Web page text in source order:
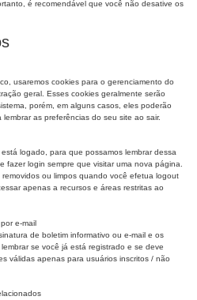
é recomendável que você não desative os
usaremos cookies para o gerenciamento do
geral. Esses cookies geralmente serão
porém, em alguns casos, eles poderão
as preferências do seu site ao sair.
logado, para que possamos lembrar dessa
fazer login sempre que visitar uma nova página.
ou limpos quando você efetua logout
apenas a recursos e áreas restritas ao
e-mail
de boletim informativo ou e-mail e os
se você já está registrado e se deve
válidas apenas para usuários inscritos / não